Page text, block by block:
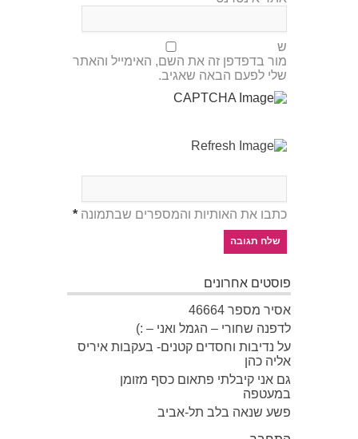
ש
מור בדפדפן זה את השם, האימייל והאתר
שלי לפעם הבאה שאגיב.
כתבו את האותיות והמספרים שבתמונה *
פוסטים אחרונים
אסיר מספר 46664
לדפנה שחורי – הגמל ואני – :)
על נדיבות וחסדים קטנים- בעקבות איריס
אליה כהן
גם אני קיבלתי פתאום כסף מזומן
במעטפה
פשע שנאה בלב תל-אביב